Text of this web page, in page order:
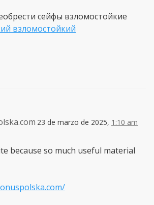
cейфы взломостойкие
взломостойкий
23 de marzo de 2025, 1:10 am
because so much useful material